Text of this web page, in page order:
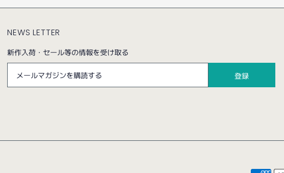
NEWS LETTER
新作入荷・セール等の情報を受け取る